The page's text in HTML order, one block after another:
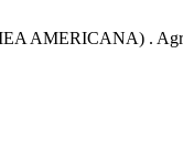
AMERICANA) .